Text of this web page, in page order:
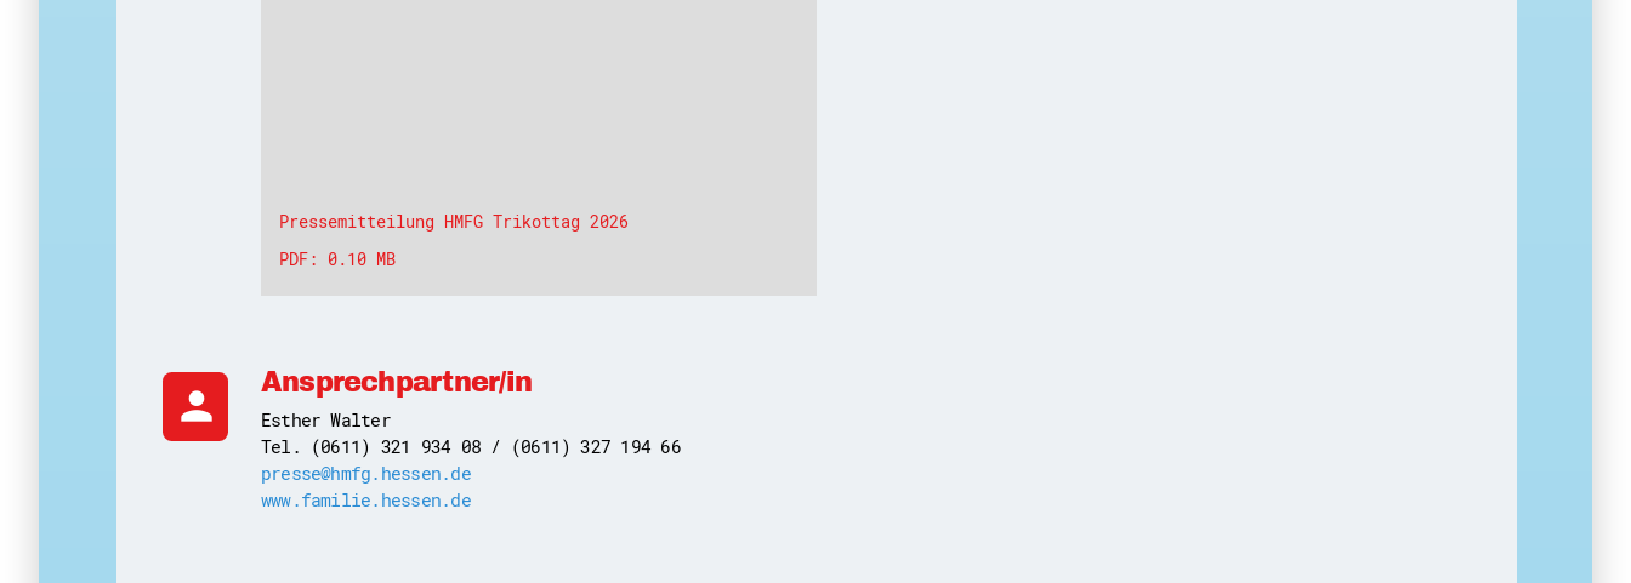
Pressemitteilung HMFG Trikottag 2026
PDF: 0.10 MB
person
Ansprechpartner/in
Esther Walter
Tel. (0611) 321 934 08 / (0611) 327 194 66
presse@hmfg.hessen.de
www.familie.hessen.de